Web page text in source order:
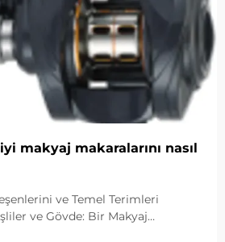
makyaj makaralarını nasıl
ve Temel Terimleri
ve Gövde: Bir Makyaj